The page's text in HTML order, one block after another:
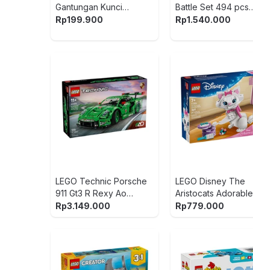
Gantungan Kunci
Boneka Plush Bakery
Rp199.900
Battle Set 494 pcs
21590 - Mix
Rp1.540.000
LEGO Technic Porsche
911 Gt3 R Rexy Ao
Racing Car Set 1313 pcs
Rp3.149.000
LEGO Disney The
Aristocats Adorable
Marie Set 369 pcs
Rp779.000